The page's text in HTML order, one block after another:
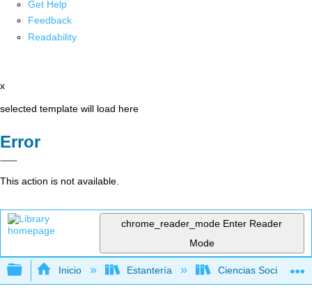
Get Help
Feedback
Readability
x
selected template will load here
Error
This action is not available.
chrome_reader_mode Enter Reader
Mode
Expandir/contraer jerarquía global
Inicio Estantería Ciencias Sociales